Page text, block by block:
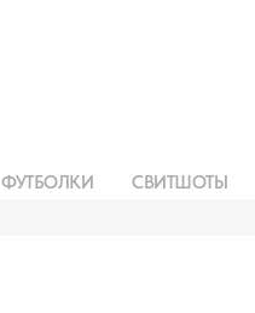
СВИТШОТЫ
ФУТБОЛКИ